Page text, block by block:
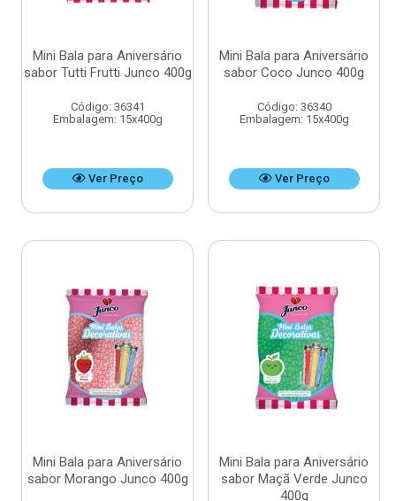
Mini Bala para Aniversário
sabor Tutti Frutti Junco 400g
Código: 36341
Embalagem: 15x400g
Ver Preço
Mini Bala para Aniversário
sabor Coco Junco 400g
Código: 36340
Embalagem: 15x400g
Ver Preço
Mini Bala para Aniversário
sabor Morango Junco 400g
Mini Bala para Aniversário
sabor Maçã Verde Junco
400g